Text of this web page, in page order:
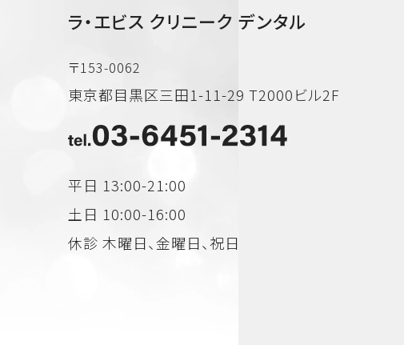
ラ・エビス クリニーク デンタル
〒153-0062
東京都目黒区三田1-11-29 T2000ビル2F
平日 13:00-21:00
土日 10:00-16:00
休診 木曜日、金曜日、祝日